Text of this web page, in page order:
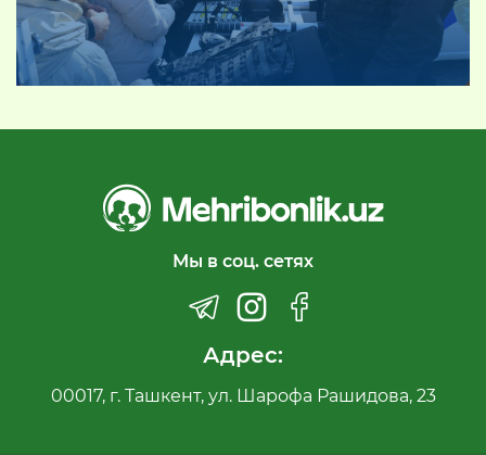
Мы в соц. сетях
Адрес:
00017, г. Ташкент, ул. Шарофа Рашидова, 23